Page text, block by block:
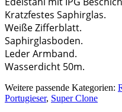
Kratzfestes Saphirglas.
Weiße Zifferblatt.
Saphirglasboden.
Leder Armband.
Wasserdicht 50m.
Weitere passende Kategorien:
Portugieser, Super Clone